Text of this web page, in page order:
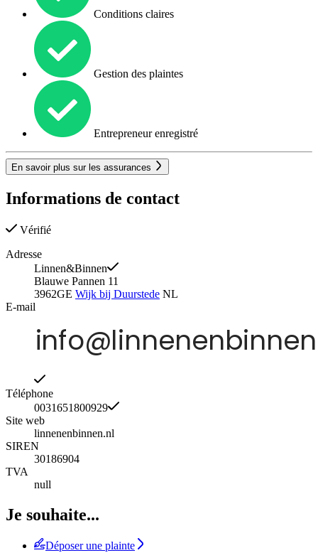
Conditions claires
Gestion des plaintes
Entrepreneur enregistré
En savoir plus sur les assurances
Informations de contact
Vérifié
Adresse
Linnen&Binnen
Blauwe Pannen 11
3962GE Wijk bij Duurstede NL
E-mail
Téléphone
0031651800929
Site web
linnenenbinnen.nl
SIREN
30186904
TVA
null
Je souhaite...
Déposer une plainte